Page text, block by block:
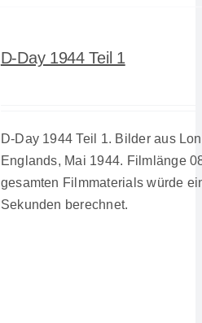
D-Day 1944 Teil 1
D-Day 1944 Teil 1. Bilder aus
Englands, Mai 1944. Filmlänge
gesamten Filmmaterials würde
Sekunden berechnet.